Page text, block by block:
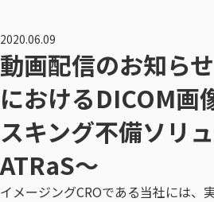
動画配信のお知ら
におけるDICOM画
スキング不備ソリ
ATRaS～
2020.06.09
イメージングCROである当社には、